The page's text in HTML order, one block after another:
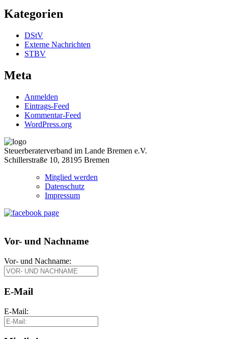
Kategorien
DStV
Externe Nachrichten
STBV
Meta
Anmelden
Eintrags-Feed
Kommentar-Feed
WordPress.org
Steuerberaterverband im Lande Bremen e.V.
Schillerstraße 10, 28195 Bremen
Mitglied werden
Datenschutz
Impressum
Vor- und Nachname
Vor- und Nachname:
E-Mail
E-Mail: